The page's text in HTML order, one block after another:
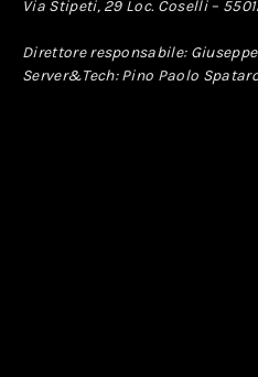
Via Stipeti, 29 Loc. Coselli –
Direttore responsabile:
Server&Tech: Pino Paolo